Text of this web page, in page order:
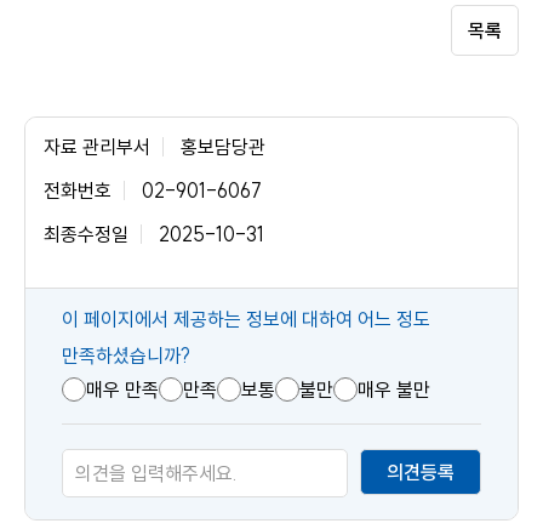
목록
자료 관리부서
홍보담당관
전화번호
02-901-6067
최종수정일
2025-10-31
콘
텐
츠
만
족
도
이 페이지에서 제공하는 정보에 대하여 어느 정도
만족하셨습니까?
매우 만족
만족 보통 불만 매우 불만
의견등록